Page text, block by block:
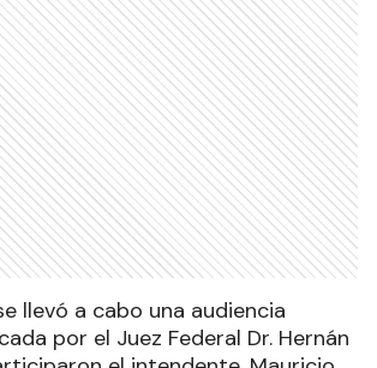
llevó a cabo una audiencia
por el Juez Federal Dr. Hernán